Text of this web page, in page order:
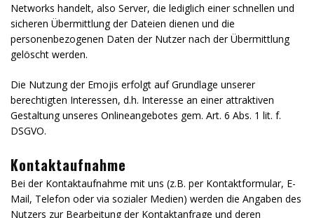
Networks handelt, also Server, die lediglich einer schnellen und
sicheren Übermittlung der Dateien dienen und die
personenbezogenen Daten der Nutzer nach der Übermittlung
gelöscht werden.
Die Nutzung der Emojis erfolgt auf Grundlage unserer
berechtigten Interessen, d.h. Interesse an einer attraktiven
Gestaltung unseres Onlineangebotes gem. Art. 6 Abs. 1 lit. f.
DSGVO.
Kontaktaufnahme
Bei der Kontaktaufnahme mit uns (z.B. per Kontaktformular, E-
Mail, Telefon oder via sozialer Medien) werden die Angaben des
Nutzers zur Bearbeitung der Kontaktanfrage und deren